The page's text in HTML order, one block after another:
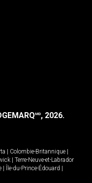
MD, 2026.
Colombie-Britannique
Terre-Neuve-et-Labrador
Île-du-Prince-Édouard